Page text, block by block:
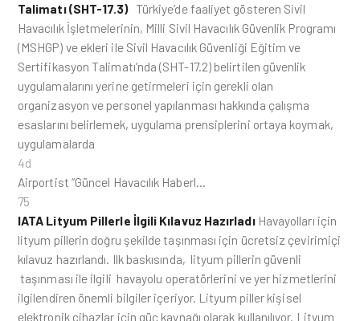
Talimatı (SHT-17.3) Türkiye’de faaliyet gösteren Sivil
Havacılık İşletmelerinin, Milli Sivil Havacılık Güvenlik Programı
(MSHGP) ve ekleri ile Sivil Havacılık Güvenliği Eğitim ve
Sertifikasyon Talimatı’nda (SHT-17.2) belirtilen güvenlik
uygulamalarını yerine getirmeleri için gerekli olan
organizasyon ve personel yapılanması hakkında çalışma
esaslarını belirlemek, uygulama prensiplerini ortaya koymak,
uygulamalarda
4d
Airportist “Güncel Havacılık Haberl…
75
IATA Lityum Pillerle İlgili Kılavuz Hazırladı Havayolları için
lityum pillerin doğru şekilde taşınması için ücretsiz çevirimiçi
kılavuz hazırlandı. Ilk baskısında, lityum pillerin güvenli
taşınması ile ilgili havayolu operatörlerini ve yer hizmetlerini
ilgilendiren önemli bilgiler içeriyor. Lityum piller kişisel
elektronik cihazlar için güç kaynağı olarak kullanılıyor. Lityum